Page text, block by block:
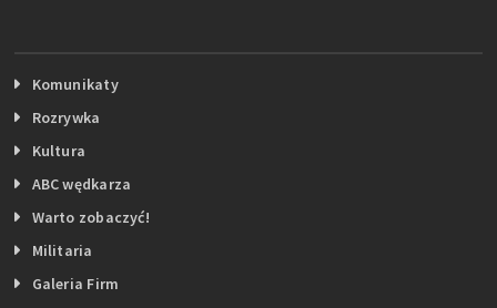
Komunikaty
Rozrywka
Kultura
ABC wędkarza
Warto zobaczyć!
Militaria
Galeria Firm